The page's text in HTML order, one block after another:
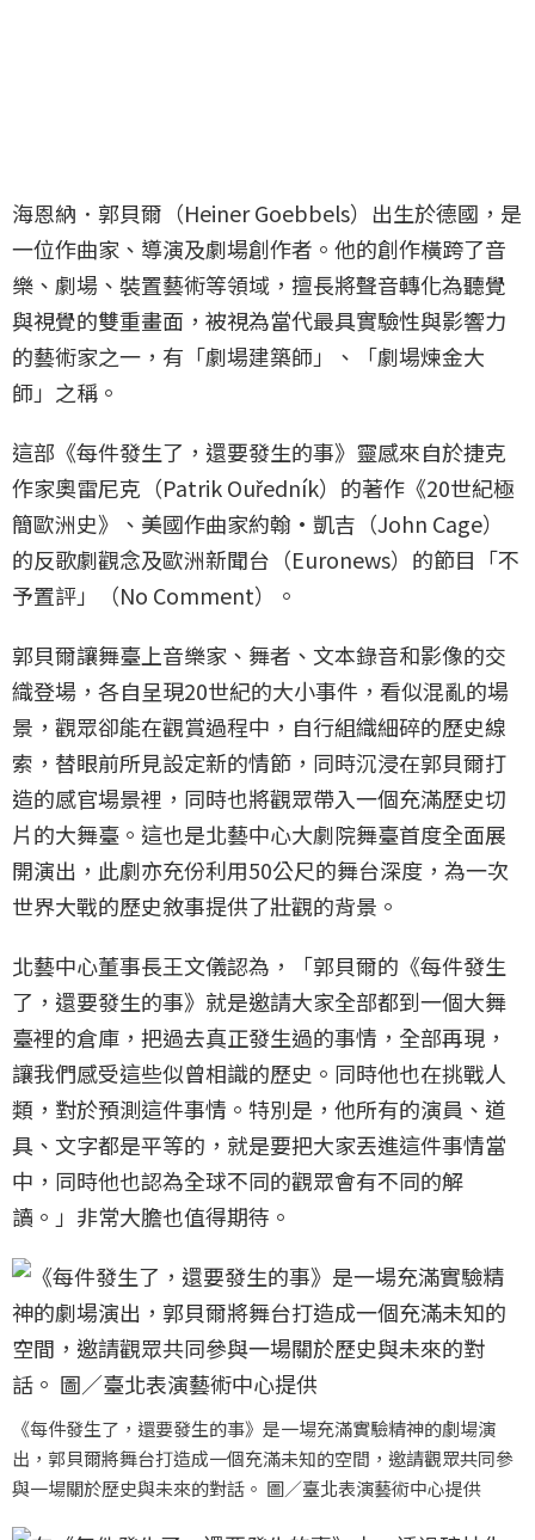
海恩納．郭貝爾（Heiner Goebbels）出生於德國，是
一位作曲家、導演及劇場創作者。他的創作橫跨了音
樂、劇場、裝置藝術等領域，擅長將聲音轉化為聽覺
與視覺的雙重畫面，被視為當代最具實驗性與影響力
的藝術家之一，有「劇場建築師」、「劇場煉金大
師」之稱。
這部《每件發生了，還要發生的事》靈感來自於捷克
作家奧雷尼克（Patrik Ouředník）的著作《20世紀極
簡歐洲史》、美國作曲家約翰·凱吉（John Cage）
的反歌劇觀念及歐洲新聞台（Euronews）的節目「不
予置評」（No Comment）。
郭貝爾讓舞臺上音樂家、舞者、文本錄音和影像的交
織登場，各自呈現20世紀的大小事件，看似混亂的場
景，觀眾卻能在觀賞過程中，自行組織細碎的歷史線
索，替眼前所見設定新的情節，同時沉浸在郭貝爾打
造的感官場景裡，同時也將觀眾帶入一個充滿歷史切
片的大舞臺。這也是北藝中心大劇院舞臺首度全面展
開演出，此劇亦充份利用50公尺的舞台深度，為一次
世界大戰的歷史敘事提供了壯觀的背景。
北藝中心董事長王文儀認為，「郭貝爾的《每件發生
了，還要發生的事》就是邀請大家全部都到一個大舞
臺裡的倉庫，把過去真正發生過的事情，全部再現，
讓我們感受這些似曾相識的歷史。同時他也在挑戰人
類，對於預測這件事情。特別是，他所有的演員、道
具、文字都是平等的，就是要把大家丟進這件事情當
中，同時他也認為全球不同的觀眾會有不同的解
讀。」非常大膽也值得期待。
《每件發生了，還要發生的事》是一場充滿實驗精神的劇場演
出，郭貝爾將舞台打造成一個充滿未知的空間，邀請觀眾共同參
與一場關於歷史與未來的對話。 圖／臺北表演藝術中心提供